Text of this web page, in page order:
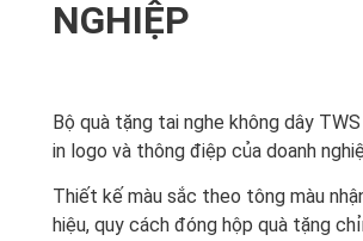
NGHIỆP
Bộ quà tặng tai nghe không dây
in logo và thông điệp của doanh
Thiết kế màu sắc theo tông màu
hiệu, quy cách đóng hộp quà tặng